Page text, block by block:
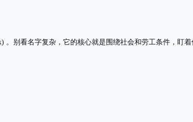
。别看名字复杂，它的核心就是围绕社会和劳工条件，盯着